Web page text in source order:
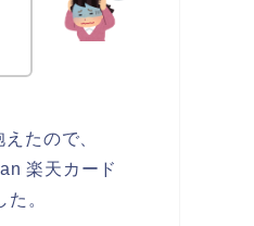
たので、
楽天カード
。